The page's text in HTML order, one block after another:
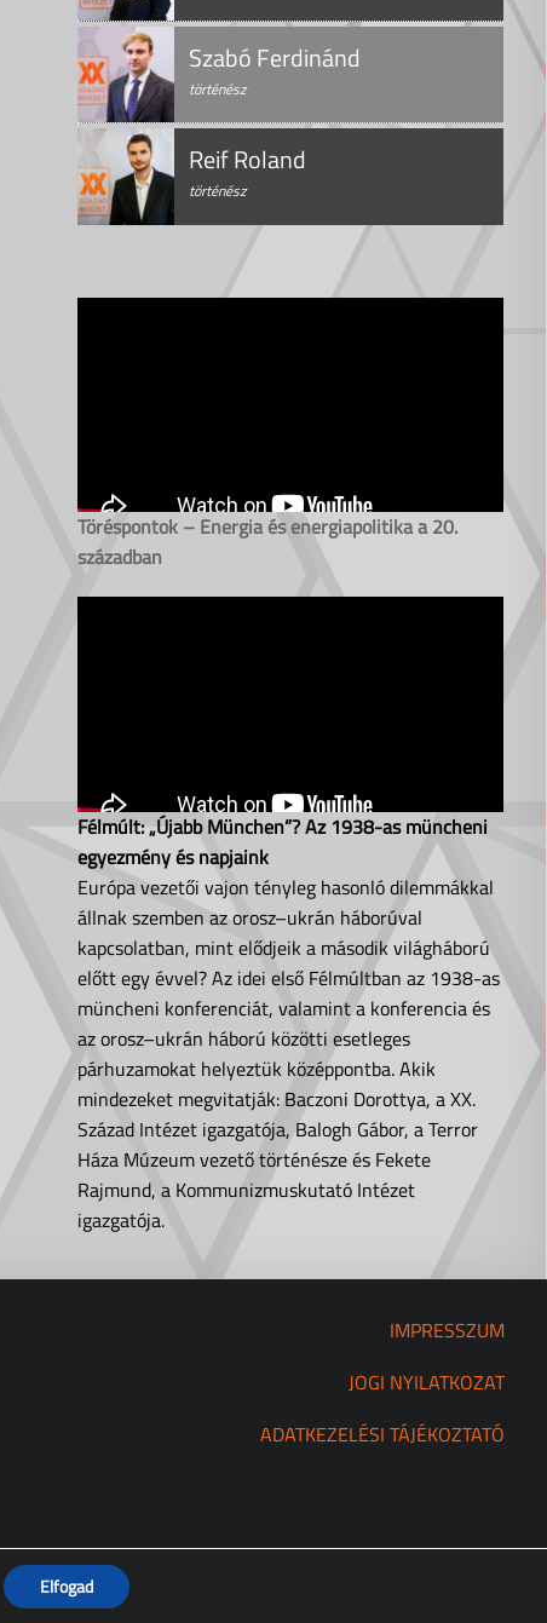
Szabó Ferdinánd
történész
Reif Roland
történész
Töréspontok – Energia és energiapolitika a 20.
században
Félmúlt: „Újabb München”? Az 1938-as müncheni
egyezmény és napjaink
Európa vezetői vajon tényleg hasonló dilemmákkal
állnak szemben az orosz–ukrán háborúval
kapcsolatban, mint elődjeik a második világháború
előtt egy évvel? Az idei első Félmúltban az 1938-as
müncheni konferenciát, valamint a konferencia és
az orosz–ukrán háború közötti esetleges
párhuzamokat helyeztük középpontba. Akik
mindezeket megvitatják: Baczoni Dorottya, a XX.
Század Intézet igazgatója, Balogh Gábor, a Terror
Háza Múzeum vezető történésze és Fekete
Rajmund, a Kommunizmuskutató Intézet
igazgatója.
IMPRESSZUM
JOGI NYILATKOZAT
ADATKEZELÉSI TÁJÉKOZTATÓ
Elfogad